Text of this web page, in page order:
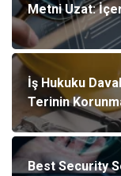
Metni Uzat:
İş Hukuku
Terinin
Best Security